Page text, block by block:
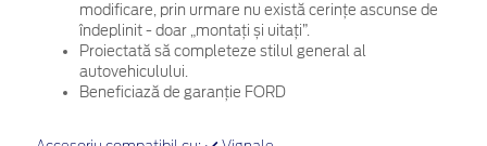
modificare, prin urmare nu există cerințe ascunse de
îndeplinit - doar „montați și uitați”.
Proiectată să completeze stilul general al
autovehiculului.
Beneficiază de garanție FORD